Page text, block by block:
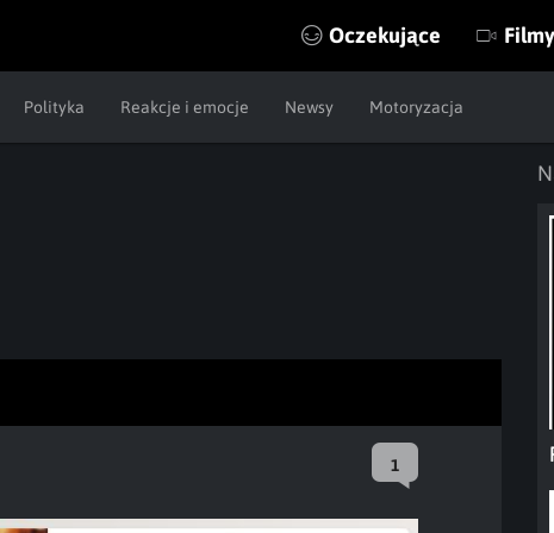
Oczekujące Filmy
Polityka Reakcje i emocje Newsy Motoryzacja
1